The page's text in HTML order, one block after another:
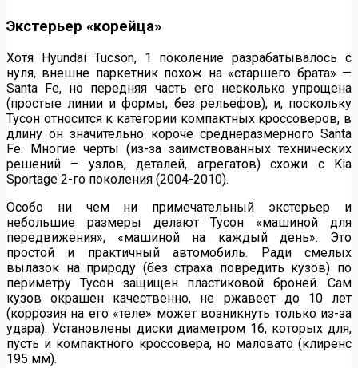
Экстерьер «корейца»
Хотя Hyundai Tucson, 1 поколение разрабатывалось с
нуля, внешне паркетник похож на «старшего брата» —
Santa Fe, но передняя часть его несколько упрощена
(простые линии и формы, без рельефов), и, поскольку
Тусон относится к категории компактных кроссоверов, в
длину он значительно короче среднеразмерного Santa
Fe. Многие черты (из-за заимствованных технических
решений – узлов, деталей, агрегатов) схожи с Kia
Sportage 2-го поколения (2004-2010).
Особо ни чем ни примечательный экстерьер и
небольшие размеры делают Тусон «машиной для
передвижения», «машиной на каждый день». Это
простой и практичный автомобиль. Ради смелых
вылазок на природу (без страха повредить кузов) по
периметру Тусон защищен пластиковой броней. Сам
кузов окрашен качественно, не ржавеет до 10 лет
(коррозия на его «теле» может возникнуть только из-за
удара). Установлены диски диаметром 16, которых для,
пусть и компактного кроссовера, но маловато (клиренс
195 мм).